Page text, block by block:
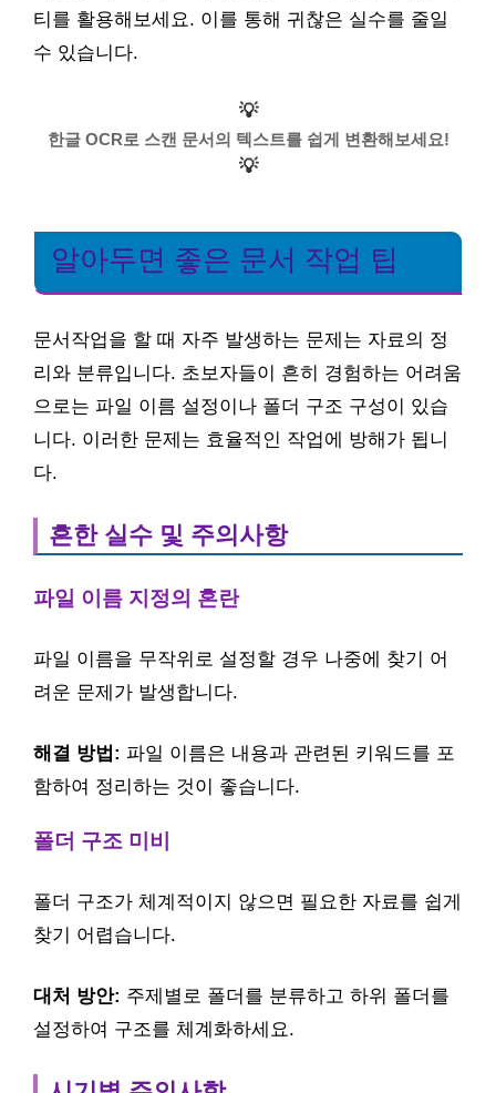
티를 활용해보세요. 이를 통해 귀찮은 실수를 줄일
수 있습니다.
💡
한글 OCR로 스캔 문서의 텍스트를 쉽게 변환해보세요!
💡
알아두면 좋은 문서 작업 팁
문서작업을 할 때 자주 발생하는 문제는 자료의 정
리와 분류입니다. 초보자들이 흔히 경험하는 어려움
으로는 파일 이름 설정이나 폴더 구조 구성이 있습
니다. 이러한 문제는 효율적인 작업에 방해가 됩니
다.
흔한 실수 및 주의사항
파일 이름 지정의 혼란
파일 이름을 무작위로 설정할 경우 나중에 찾기 어
려운 문제가 발생합니다.
해결 방법: 파일 이름은 내용과 관련된 키워드를 포
함하여 정리하는 것이 좋습니다.
폴더 구조 미비
폴더 구조가 체계적이지 않으면 필요한 자료를 쉽게
찾기 어렵습니다.
대처 방안: 주제별로 폴더를 분류하고 하위 폴더를
설정하여 구조를 체계화하세요.